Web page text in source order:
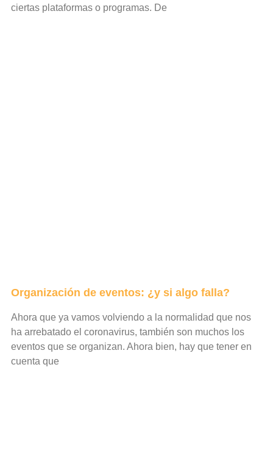
ciertas plataformas o programas. De
Organización de eventos: ¿y si algo falla?
Ahora que ya vamos volviendo a la normalidad que nos
ha arrebatado el coronavirus, también son muchos los
eventos que se organizan. Ahora bien, hay que tener en
cuenta que